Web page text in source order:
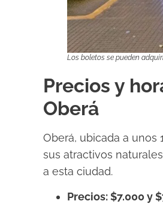
Los boletos se pueden
Precios y
Oberá
Oberá, ubicada a unos
sus atractivos
a esta ciudad.
Precios: $7.000 y